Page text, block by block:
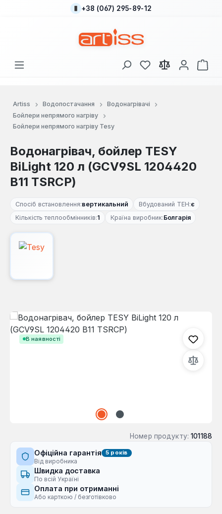
Перейти до основного вмісту
+38 (067) 295-89-12
У вас є 0 у списку
Artiss Водопостачання
Водонагрівачі
Бойлери непрямого нагріву
Бойлери непрямого нагріву Tesy
Водонагрівач, бойлер TESY
BiLight 120 л (GCV9SL 1204420
B11 TSRCP)
Спосіб встановлення:вертикальний Вбудований ТЕН:є
Кількість теплообмінників:1 Країна виробник:Болгарія
В наявності
Пропустити галерею зображень
Номер продукту: 101188
Офіційна гарантія 5 років
Від виробника
Швидка доставка
По всій Україні
Оплата при отриманні
Або карткою / безготівково